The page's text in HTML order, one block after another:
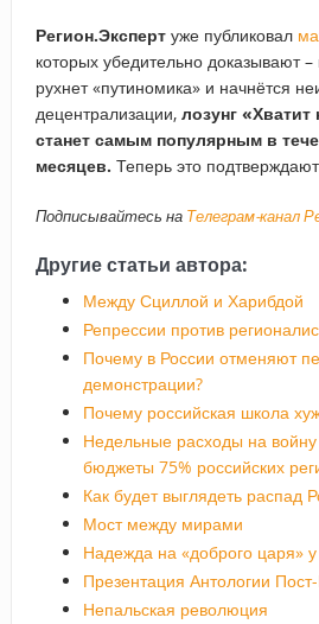
Регион.Экспертуже публиковал
которых убедительно доказывают –
рухнет «путиномика» и начнётся
децентрализации, лозунг
станет самым популярным в
месяцев. Теперь это
Подписывайтесь на Телеграм-канал
Другие статьи автора:
Между Сциллой и Харибдой
Репрессии против
Почему в России отменяют
демонстрации?
Почему российская школа
Недельные расходы на
бюджеты 75% российских
Как будет выглядеть распад
Мост между мирами
Надежда на «доброго царя»
Презентация Антологии
Непальская революция